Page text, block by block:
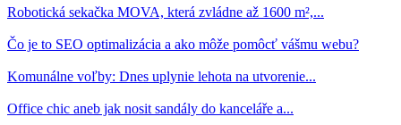
Robotická sekačka MOVA, která zvládne až 1600 m²,...
Čo je to SEO optimalizácia a ako môže pomôcť vášmu webu?
Komunálne voľby: Dnes uplynie lehota na utvorenie...
Office chic aneb jak nosit sandály do kanceláře a...